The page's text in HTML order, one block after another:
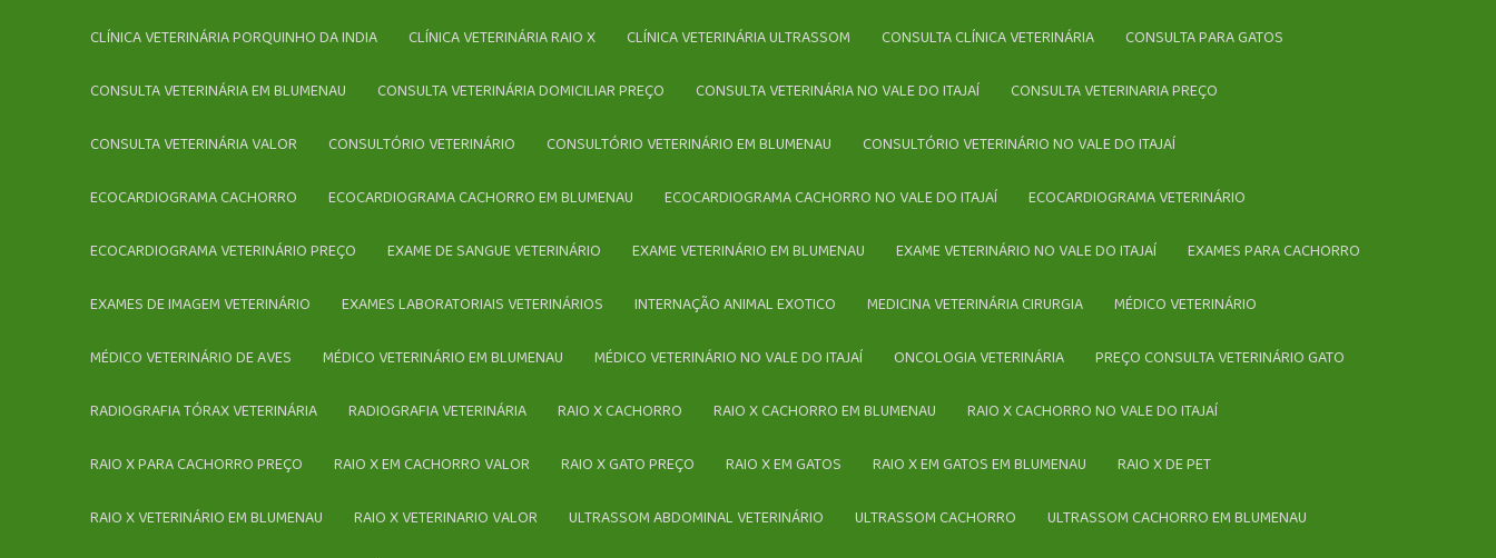
CLÍNICA VETERINÁRIA PORQUINHO DA INDIA
CLÍNICA VETERINÁRIA RAIO X CLÍNICA VETERINÁRIA ULTRASSOM CONSULTA CLÍNICA VETERINÁRIA
CONSULTA PARA GATOS
CONSULTA VETERINÁRIA EM BLUMENAU
CONSULTA VETERINÁRIA DOMICILIAR PREÇO CONSULTA VETERINÁRIA NO VALE DO ITAJAÍ
CONSULTA VETERINARIA PREÇO
CONSULTA VETERINÁRIA VALOR
CONSULTÓRIO VETERINÁRIO CONSULTÓRIO VETERINÁRIO EM BLUMENAU
CONSULTÓRIO VETERINÁRIO NO VALE DO ITAJAÍ
ECOCARDIOGRAMA CACHORRO
ECOCARDIOGRAMA CACHORRO EM BLUMENAU ECOCARDIOGRAMA CACHORRO NO VALE DO ITAJAÍ
ECOCARDIOGRAMA VETERINÁRIO
ECOCARDIOGRAMA VETERINÁRIO PREÇO
EXAME DE SANGUE VETERINÁRIO EXAME VETERINÁRIO EM BLUMENAU EXAME VETERINÁRIO NO VALE DO ITAJAÍ
EXAMES PARA CACHORRO
EXAMES DE IMAGEM VETERINÁRIO
EXAMES LABORATORIAIS VETERINÁRIOS INTERNAÇÃO ANIMAL EXOTICO MEDICINA VETERINÁRIA CIRURGIA
MÉDICO VETERINÁRIO
MÉDICO VETERINÁRIO DE AVES
MÉDICO VETERINÁRIO EM BLUMENAU MÉDICO VETERINÁRIO NO VALE DO ITAJAÍ ONCOLOGIA VETERINÁRIA
PREÇO CONSULTA VETERINÁRIO GATO
RADIOGRAFIA TÓRAX VETERINÁRIA
RADIOGRAFIA VETERINÁRIA RAIO X CACHORRO RAIO X CACHORRO EM BLUMENAU
RAIO X CACHORRO NO VALE DO ITAJAÍ
RAIO X PARA CACHORRO PREÇO
RAIO X EM CACHORRO VALOR RAIO X GATO PREÇO RAIO X EM GATOS RAIO X EM GATOS EM BLUMENAU
RAIO X DE PET
RAIO X VETERINÁRIO EM BLUMENAU
RAIO X VETERINARIO VALOR ULTRASSOM ABDOMINAL VETERINÁRIO ULTRASSOM CACHORRO
ULTRASSOM CACHORRO EM BLUMENAU